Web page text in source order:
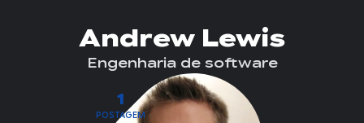
1
POSTAGEM
Andrew Lewis
Engenharia de software